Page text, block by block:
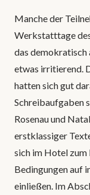
Manche der
Werkstatttage
das
etwas irritierend.
hatten sich gut
Schreibaufgaben
Rosenau und
erstklassiger
sich im Hotel zum
Bedingungen auf
einließen. Im